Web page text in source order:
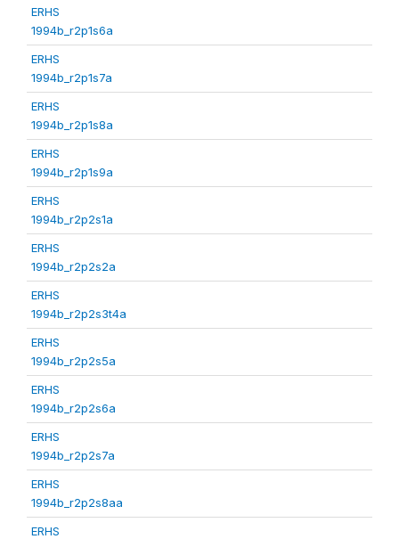
ERHS
1994b_r2p1s6a
ERHS
1994b_r2p1s7a
ERHS
1994b_r2p1s8a
ERHS
1994b_r2p1s9a
ERHS
1994b_r2p2s1a
ERHS
1994b_r2p2s2a
ERHS
1994b_r2p2s3t4a
ERHS
1994b_r2p2s5a
ERHS
1994b_r2p2s6a
ERHS
1994b_r2p2s7a
ERHS
1994b_r2p2s8aa
ERHS